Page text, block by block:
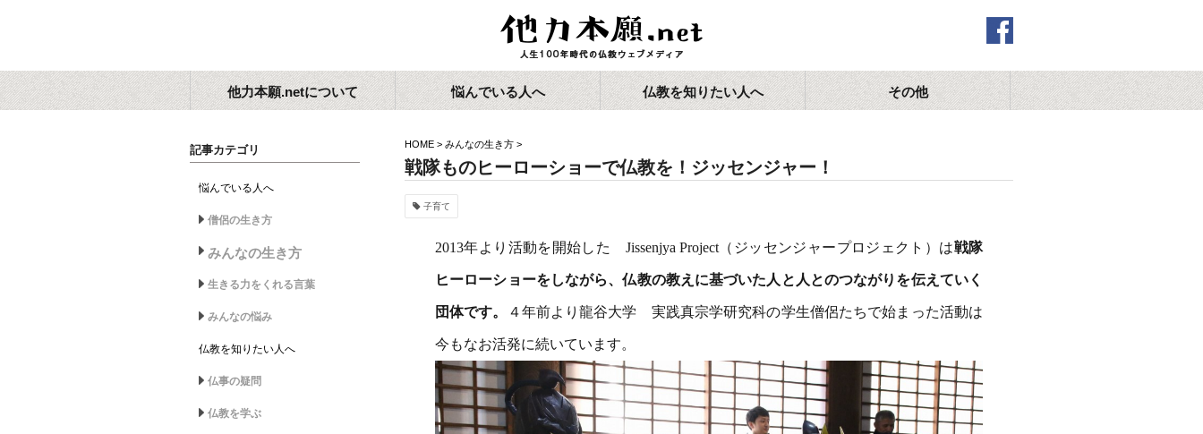
他力本願.netについて 悩んでいる人へ 仏教を知りたい人へ その他
HOME > みんなの生き方 >
戦隊ものヒーローショーで仏教を！ジッセンジャー！
子育て
2013年より活動を開始した Jissenjya Project（ジッセンジャープロジェクト）は戦隊
ヒーローショーをしながら、仏教の教えに基づいた人と人とのつながりを伝えていく
団体です。 ４年前より龍谷大学 実践真宗学研究科の学生僧侶たちで始まった活動は
今もなお活発に続いています。
記事カテゴリ
悩んでいる人へ
僧侶の生き方
みんなの生き方
生きる力をくれる言葉
みんなの悩み
仏教を知りたい人へ
仏事の疑問
仏教を学ぶ